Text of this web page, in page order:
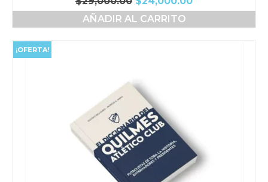
precio
original
precio
AÑADIR AL CARRITO
¡OFERTA!